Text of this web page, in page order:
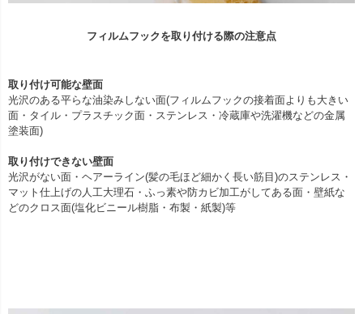
フィルムフックを取り付ける際の注意点
取り付け可能な壁面
光沢のある平らな油染みしない面(フィルムフックの接着面よりも大きい
面・タイル・プラスチック面・ステンレス・冷蔵庫や洗濯機などの金属
塗装面)
取り付けできない壁面
光沢がない面・ヘアーライン(髪の毛ほど細かく長い筋目)のステンレス・
マット仕上げの人工大理石・ふっ素や防カビ加工がしてある面・壁紙な
どのクロス面(塩化ビニール樹脂・布製・紙製)等